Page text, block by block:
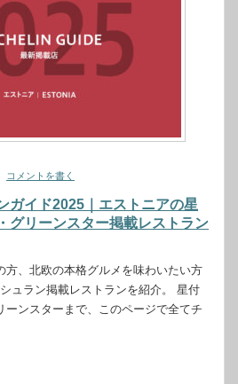
コメントを書く
ガイド2025｜エストニアの星
グリーンスター掲載レストラン
方、北欧の本格グルメを味わいたい方
ュラン掲載レストランを紹介。 星付
ーンスターまで、このページで全てチ